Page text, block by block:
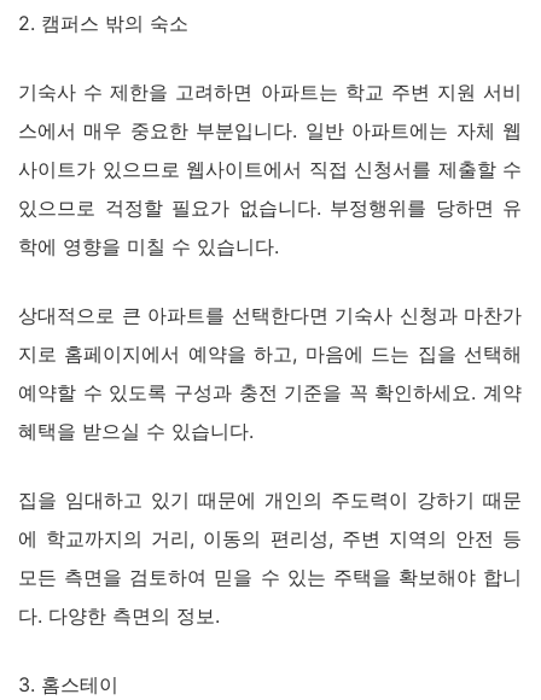
2. 캠퍼스 밖의 숙소
기숙사 수 제한을 고려하면 아파트는 학교 주변 지원 서비
스에서 매우 중요한 부분입니다. 일반 아파트에는 자체 웹
사이트가 있으므로 웹사이트에서 직접 신청서를 제출할 수
있으므로 걱정할 필요가 없습니다. 부정행위를 당하면 유
학에 영향을 미칠 수 있습니다.
상대적으로 큰 아파트를 선택한다면 기숙사 신청과 마찬가
지로 홈페이지에서 예약을 하고, 마음에 드는 집을 선택해
예약할 수 있도록 구성과 충전 기준을 꼭 확인하세요. 계약
혜택을 받으실 수 있습니다.
집을 임대하고 있기 때문에 개인의 주도력이 강하기 때문
에 학교까지의 거리, 이동의 편리성, 주변 지역의 안전 등
모든 측면을 검토하여 믿을 수 있는 주택을 확보해야 합니
다. 다양한 측면의 정보.
3. 홈스테이